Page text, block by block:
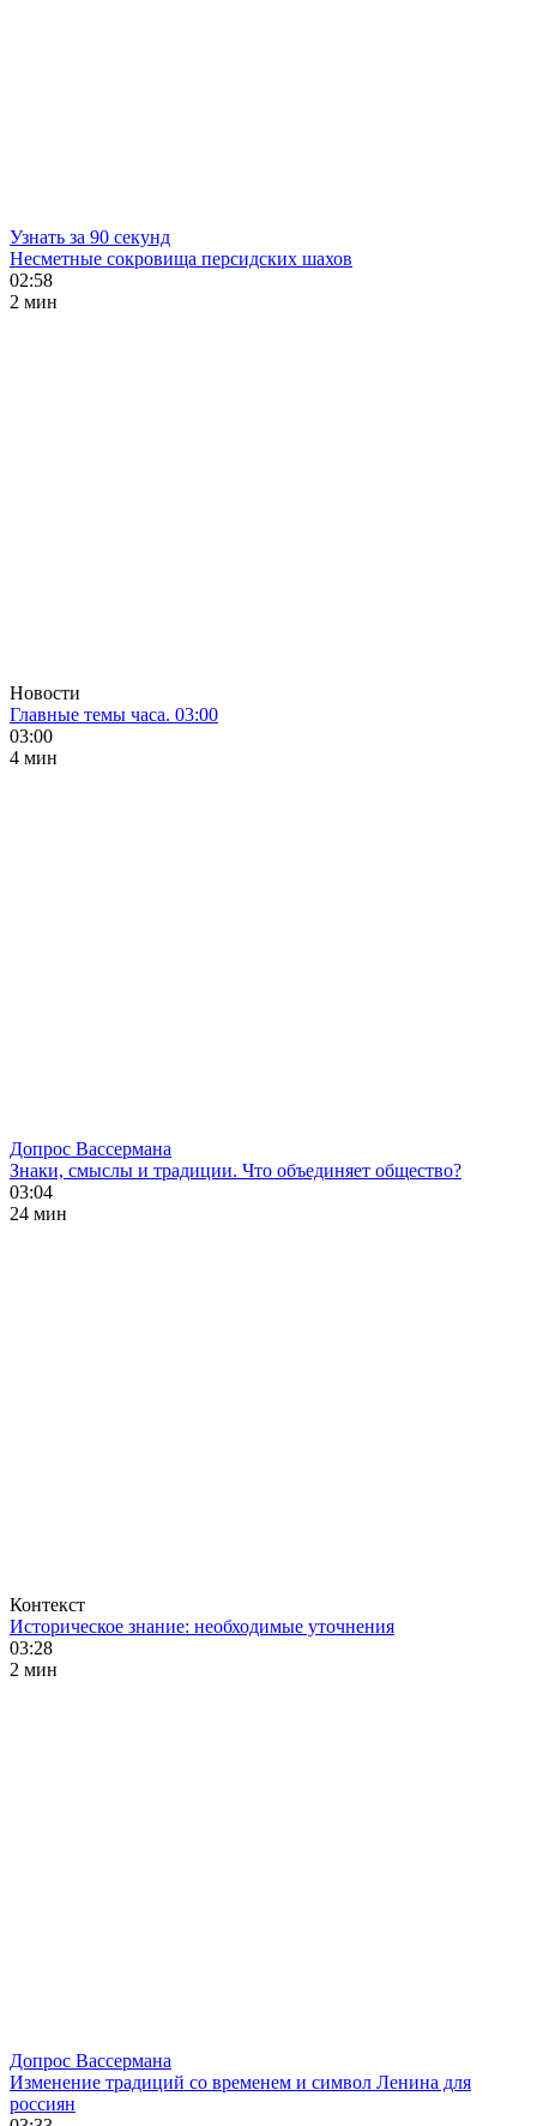
Узнать за 90 секунд
Несметные сокровища персидских шахов
02:58
2 мин
Новости
Главные темы часа. 03:00
03:00
4 мин
Допрос Вассермана
Знаки, смыслы и традиции. Что объединяет общество?
03:04
24 мин
Контекст
Историческое знание: необходимые уточнения
03:28
2 мин
Допрос Вассермана
Изменение традиций со временем и символ Ленина для
россиян